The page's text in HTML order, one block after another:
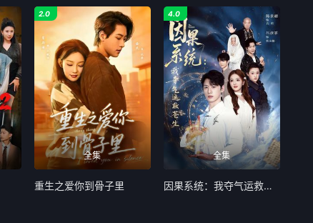
全集
2.0
重生之爱你到骨子里
全集
4.0
因果系统：我夺气运救苍生